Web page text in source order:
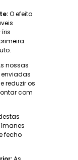
O efeito
nossas
reduzir os
com
fecho